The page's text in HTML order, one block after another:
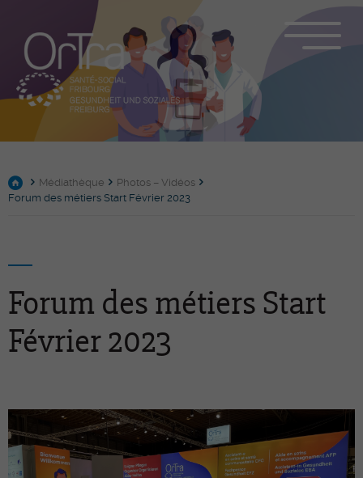
Médiathèque
Photos – Vidéos
Forum des métiers Start Février 2023
Forum des métiers Start
Février 2023